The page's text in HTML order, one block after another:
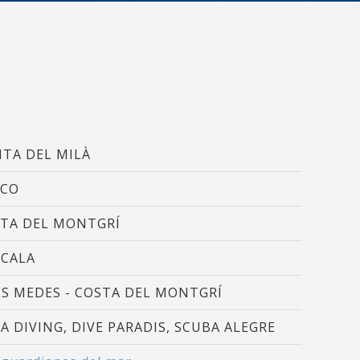
DEL MILÀ
DEL MONTGRÍ
MEDES - COSTA DEL MONTGRÍ
DIVING, DIVE PARADIS, SCUBA ALEGRE
y